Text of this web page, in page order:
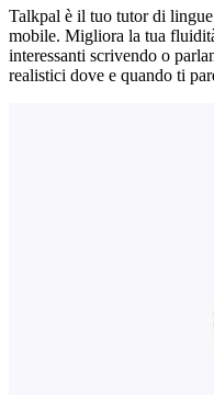
Talkpal è il tuo tutor di
mobile. Migliora la tua
interessanti scrivendo o
realistici dove e quando ti